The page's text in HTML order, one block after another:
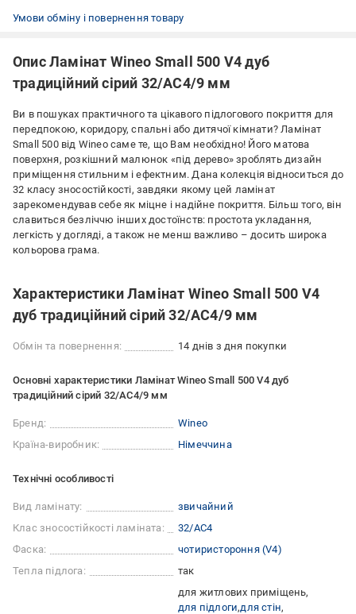
Умови обміну і повернення товару
Опис Ламінат Wineo Small 500 V4 дуб
традиційний сірий 32/АС4/9 мм
Ви в пошуках практичного та цікавого підлогового покриття для
передпокою, коридору, спальні або дитячої кімнати? Ламінат
Small 500 від Wineo саме те, що Вам необхідно! Його матова
поверхня, розкішний малюнок «під дерево» зроблять дизайн
приміщення стильним і ефектним. Дана колекція відноситься до
32 класу зносостійкості, завдяки якому цей ламінат
зарекомендував себе як міцне і надійне покриття. Більш того, він
славиться безліччю інших достоїнств: простота укладання,
легкість у догляді, а також не менш важливо – досить широка
кольорова грама.
Характеристики Ламінат Wineo Small 500 V4
дуб традиційний сірий 32/АС4/9 мм
Обмін та повернення: 14 днів з дня покупки
Основні характеристики Ламінат Wineo Small 500 V4 дуб
традиційний сірий 32/АС4/9 мм
Бренд:
Wineo
Країна-виробник:
Німеччина
Технічні особливості
Вид ламінату:
звичайний
Клас зносостійкості ламіната:
32/АС4
Фаска:
чотиристороння (V4)
Тепла підлога:
так
для житлових приміщень
для підлоги для стін